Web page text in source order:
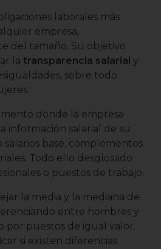
laborales más
empresa,
del tamaño. Su objetivo
la transparencia salarial y
sobre todo
donde la empresa
información salarial de su
base, complementos
Todo ello desglosado
o puestos de trabajo.
la media y la mediana de
entre hombres y
por puestos de igual valor.
si existen diferencias